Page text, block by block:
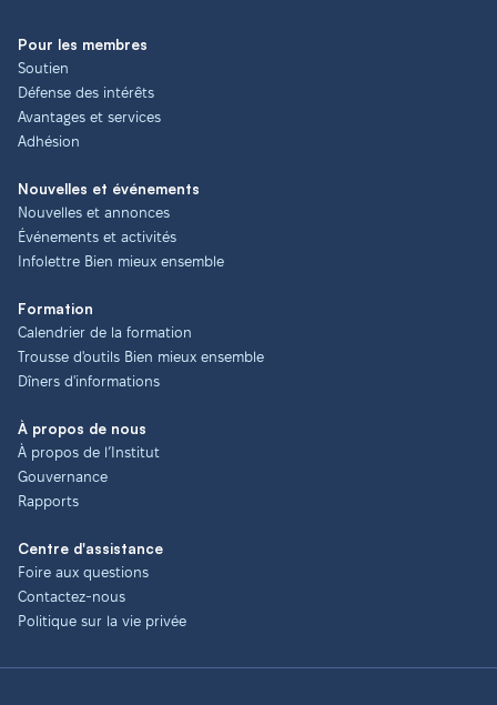
Pour les membres
Soutien
Défense des intérêts
Avantages et services
Adhésion
Nouvelles et événements
Nouvelles et annonces
Événements et activités
Infolettre Bien mieux ensemble
Formation
Calendrier de la formation
Trousse d'outils Bien mieux ensemble
Dîners d'informations
À propos de nous
À propos de l’Institut
Gouvernance
Rapports
Centre d'assistance
Foire aux questions
Contactez-nous
Politique sur la vie privée